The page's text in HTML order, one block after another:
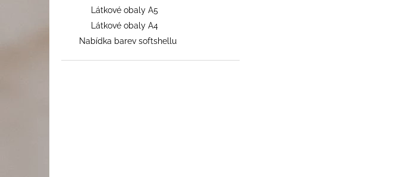
Látkové obaly A5
Látkové obaly A4
Nabídka barev softshellu